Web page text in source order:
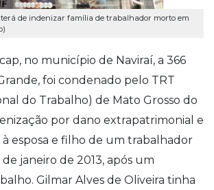
de indenizar família de trabalhador morto em
no município de Naviraí, a 366
foi condenado pelo TRT
do Trabalho) de Mato Grosso do
por dano extrapatrimonial e
à esposa e filho de um trabalhador
janeiro de 2013, após um
Gilmar Alves de Oliveira tinha